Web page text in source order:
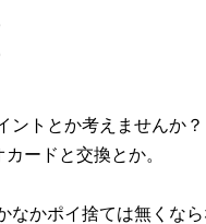
ントとか考えませんか？
ードと交換とか。
なかポイ捨ては無くな